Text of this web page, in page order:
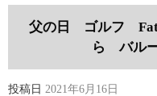
父の日 ゴルフ
ら バル
投稿日 2021年6月16日